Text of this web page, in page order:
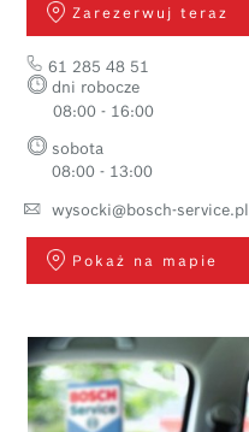
Zarezerwuj teraz
61 285 48 51
dni robocze
08:00 - 16:00
sobota
08:00 - 13:00
wysocki@bosch-service.pl
Pokaż na mapie